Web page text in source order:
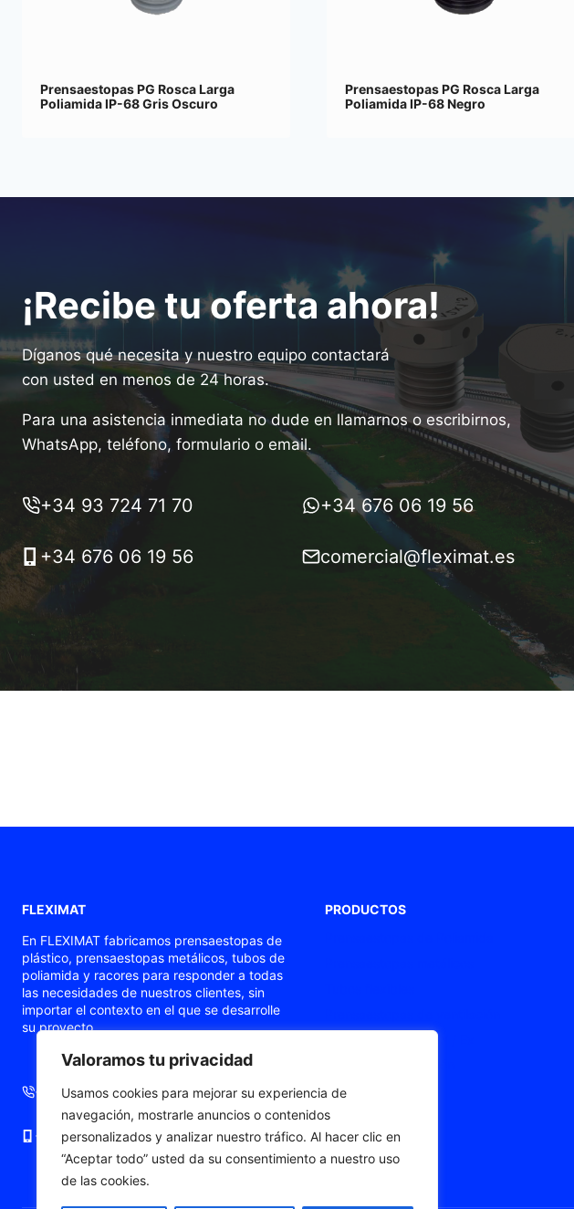
Valoramos tu privacidad
Usamos cookies para mejorar su experiencia de
navegación, mostrarle anuncios o contenidos
personalizados y analizar nuestro tráfico. Al hacer clic en
“Aceptar todo” usted da su consentimiento a nuestro uso
de las cookies.
Prensaestopas PG Rosca Larga
Poliamida IP-68 Gris Oscuro
Prensaestopas PG Rosca Larga
Poliamida IP-68 Negro
¡Recibe tu oferta ahora!
Díganos qué necesita y nuestro equipo contactará
con usted en menos de 24 horas.
Para una asistencia inmediata no dude en llamarnos o escribirnos,
WhatsApp, teléfono, formulario o email.
+34 93 724 71 70 +34 676 06 19 56
+34 676 06 19 56 comercial@fleximat.es
FLEXIMAT
En FLEXIMAT fabricamos prensaestopas de
plástico, prensaestopas metálicos, tubos de
poliamida y racores para responder a todas
las necesidades de nuestros clientes, sin
importar el contexto en el que se desarrolle
su proyecto.
+34 93 724 71 70 +34 676 06 19 56
+34 676 06 19 56 comercial@fleximat.es
PRODUCTOS
Prensaestopas ATEX / Ex